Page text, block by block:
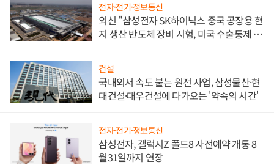
전자·전기·정보통신
외신 "삼성전자 SK하이닉스 중국 공장용 현
지 생산 반도체 장비 시험, 미국 수출통제 대
건설
국내외서 속도 붙는 원전 사업, 삼성물산·현
대건설·대우건설에 다가오는 '약속의 시간'
전자·전기·정보통신
삼성전자, 갤럭시Z 폴드8 사전예약 개통 8
월31일까지 연장